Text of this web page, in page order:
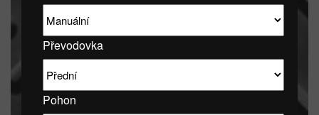
Převodovka
Pohon